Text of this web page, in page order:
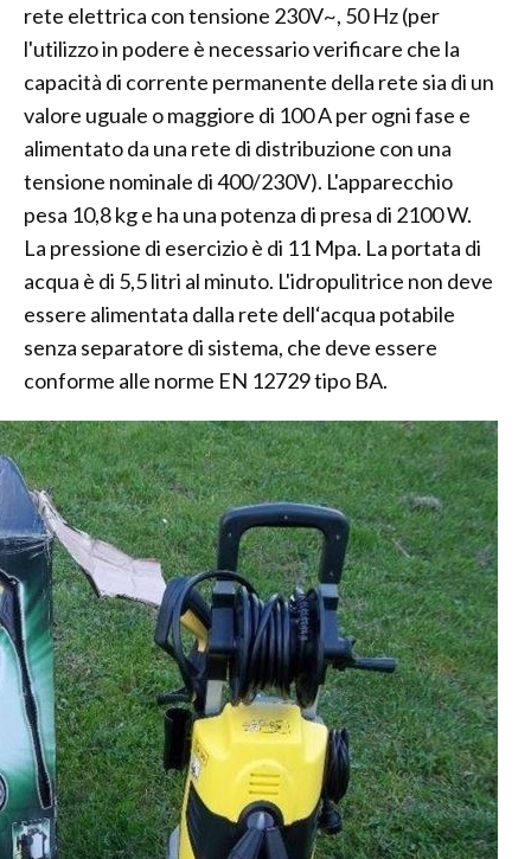
rete elettrica con tensione 230V~, 50 Hz (per
l'utilizzo in podere è necessario verificare che la
capacità di corrente permanente della rete sia di un
valore uguale o maggiore di 100 A per ogni fase e
alimentato da una rete di distribuzione con una
tensione nominale di 400/230V). L'apparecchio
pesa 10,8 kg e ha una potenza di presa di 2100 W.
La pressione di esercizio è di 11 Mpa. La portata di
acqua è di 5,5 litri al minuto. L'idropulitrice non deve
essere alimentata dalla rete dell‘acqua potabile
senza separatore di sistema, che deve essere
conforme alle norme EN 12729 tipo BA.